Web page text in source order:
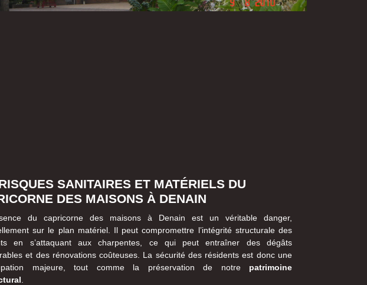
SANITAIRES ET MATÉRIELS DU
DES MAISONS À DENAIN
du capricorne des maisons à Denain est un véritable danger,
sur le plan matériel. Il peut compromettre l’intégrité structurale des
en s’attaquant aux charpentes, ce qui peut entraîner des dégâts
et des rénovations coûteuses. La sécurité des résidents est donc une
majeure, tout comme la préservation de notre patrimoine